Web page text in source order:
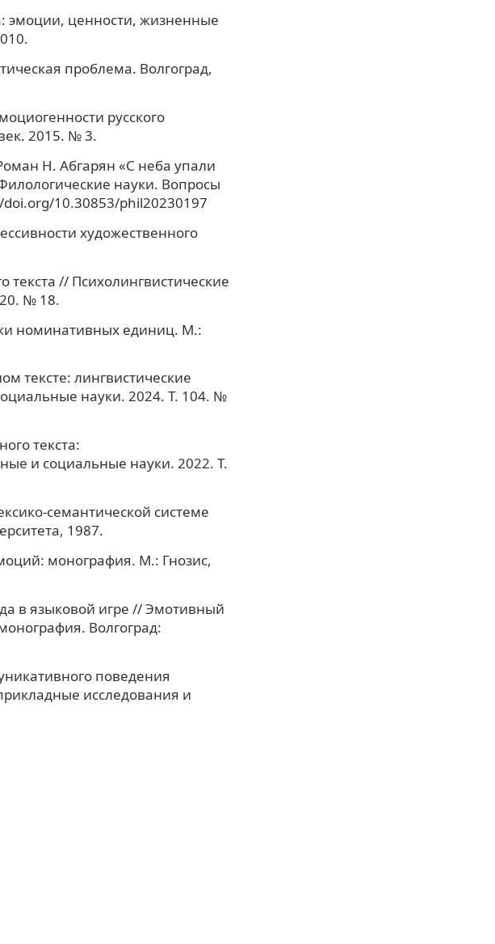
эмоции, ценности, жизненные
проблема. Волгоград,
русского
2015. № 3.
Н. Абгарян «С неба упали
науки. Вопросы
10.30853/phil20230197
художественного
// Психолингвистические
№ 18.
номинативных единиц. М.:
тексте: лингвистические
науки. 2024. Т. 104. №
текста:
и социальные науки. 2022. Т.
семантической системе
1987.
монография. М.: Гнозис,
в языковой игре // Эмотивный
Волгоград:
поведения
исследования и